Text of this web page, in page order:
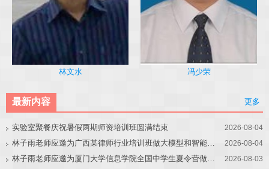
林文水 冯少荣
最新内容 更多
实验室聚餐庆祝暑假两期师资培训班圆满结束 2026-08-04
林子雨老师应邀为广西某律师行业培训班做大模型和智能体讲座 2026-08-04
林子雨老师应邀为厦门大学信息学院全国中学生夏令营做大模型讲座 2026-08-03